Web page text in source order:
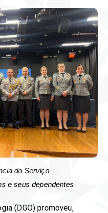
do Serviço
e seus dependentes
(DGO) promoveu,